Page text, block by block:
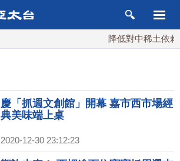
降低對中稀土依賴
慶「抓週文創館」開幕 嘉市西市場經
典美味端上桌
2020-12-30 23:12:23